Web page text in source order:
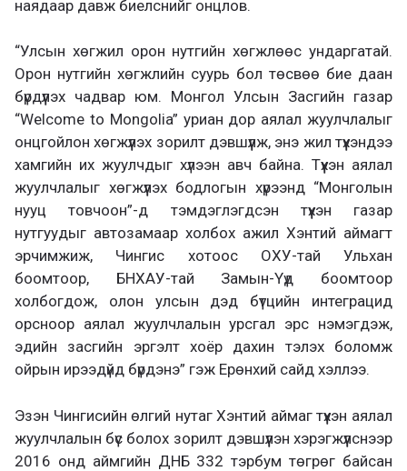
наядаар давж биелснийг онцлов.
“Улсын хөгжил орон нутгийн хөгжлөөс ундаргатай.
Орон нутгийн хөгжлийн суурь бол төсвөө бие даан
бүрдүүлэх чадвар юм. Монгол Улсын Засгийн газар
“Welcome to Mongolia” уриан дор аялал жуулчлалыг
онцгойлон хөгжүүлэх зорилт дэвшүүлж, энэ жил түүхэндээ
хамгийн их жуулчдыг хүлээн авч байна. Түүхэн аялал
жуулчлалыг хөгжүүлэх бодлогын хүрээнд “Монголын
нууц товчоон”-д тэмдэглэгдсэн түүхэн газар
нутгуудыг автозамаар холбох ажил Хэнтий аймагт
эрчимжиж, Чингис хотоос ОХУ-тай Ульхан
боомтоор, БНХАУ-тай Замын-Үүд боомтоор
холбогдож, олон улсын дэд бүтцийн интеграцид
орсноор аялал жуулчлалын урсгал эрс нэмэгдэж,
эдийн засгийн эргэлт хоёр дахин тэлэх боломж
ойрын ирээдүйд бүрдэнэ” гэж Ерөнхий сайд хэллээ.
Эзэн Чингисийн өлгий нутаг Хэнтий аймаг түүхэн аялал
жуулчлалын бүс болох зорилт дэвшүүлэн хэрэгжүүлснээр
2016 онд аймгийн ДНБ 332 тэрбум төгрөг байсан